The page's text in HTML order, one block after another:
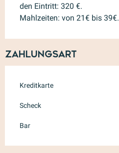
den Eintritt: 320 €.
Mahlzeiten: von 21€ bis 39€.
Zahlungsart
Kreditkarte
Scheck
Bar